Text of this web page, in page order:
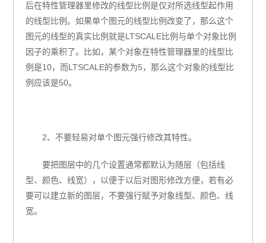
后在特性管理器里修改的线型比例是仅对所选线型起作用
的线型比例。如果单个图元的线型比例改变了，那么这个
图元的线型的真实比例就是LTSCALE比例与单个对象比例
因子的乘积了。比如，某个对象在特性管理器里的线型比
例是10，而LTSCALE的参数为5，那么这个对象的线型比
例应该是50。
2、不要轻易对单个图元强行修改其特性。
要把图层中的几个设置通常都默认为随层（包括线
型、颜色、线宽），以便于以后对图形修改方便，若有必
要可以建立新的图层，不要强行赋予对象线型、颜色、线
宽。